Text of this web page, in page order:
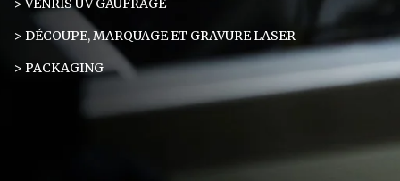
> VENRIS UV GAUFRAGE
> DÉCOUPE, MARQUAGE ET GRAVURE LASER
> PACKAGING